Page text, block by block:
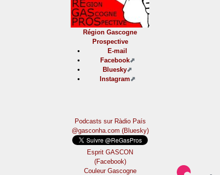
Région Gascogne
Prospective
E-mail
Facebook
Bluesky
Instagram
Podcasts sur Ràdio País
@gasconha.com (Bluesky)
Esprit GASCON
(Facebook)
Couleur Gascogne